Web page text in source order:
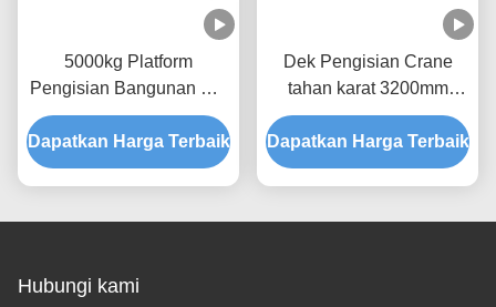
5000kg Platform
Pengisian Bangunan Hot
Dip Galvanization
MLP4200
Dapatkan Harga Terbaik
Dek Pengisian Crane
tahan karat 3200mm
Platform Angkat Bahan
Dapatkan Harga Terbaik
Hubungi kami